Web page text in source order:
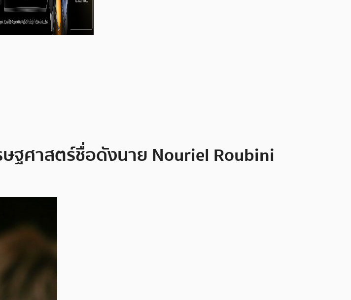
ฐศาสตร์ชื่อดังนาย Nouriel Roubini